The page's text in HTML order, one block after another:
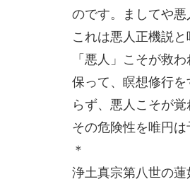
のです。ましてや悪
これは悪人正機説
「悪人」こそが救
保って、瞑想修行
らず、悪人こそが
その危険性を唯円は
＊
浄土真宗第八世の